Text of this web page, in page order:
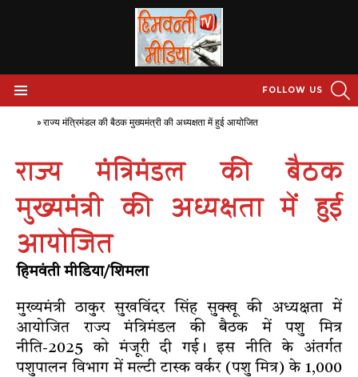
FOLLOW US
» राज्य मंत्रिमंडल की बैठक मुख्यमंत्री की अध्यक्षता में हुई आयोजित
राज्य मंत्रिमंडल की बैठक
मुख्यमंत्री की अध्यक्षता में हुई
आयोजित
हिमवंती मीडिया/शिमला
मुख्यमंत्री ठाकुर सुखविंदर सिंह सुक्खू की अध्यक्षता में
आयोजित राज्य मंत्रिमंडल की बैठक में पशु मित्र
नीति-2025 को मंजूरी दी गई। इस नीति के अंतर्गत
पशुपालन विभाग में मल्टी टास्क वर्कर (पशु मित्र) के 1,000